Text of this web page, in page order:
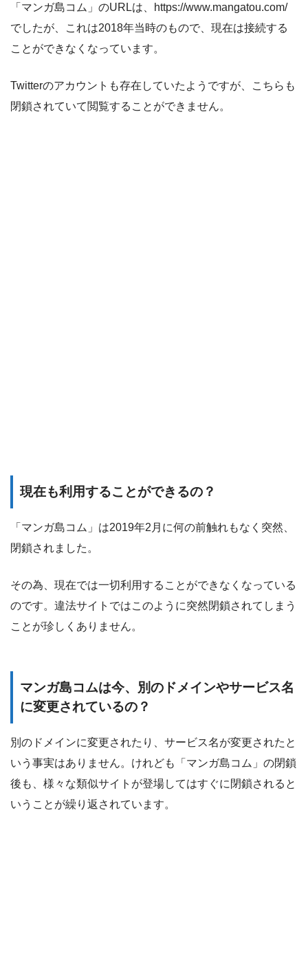
「マンガ島コム」のURLは、https://www.mangatou.com/
でしたが、これは2018年当時のもので、現在は接続する
ことができなくなっています。
Twitterのアカウントも存在していたようですが、こちらも
閉鎖されていて閲覧することができません。
現在も利用することができるの？
「マンガ島コム」は2019年2月に何の前触れもなく突然、
閉鎖されました。
その為、現在では一切利用することができなくなっている
のです。違法サイトではこのように突然閉鎖されてしまう
ことが珍しくありません。
マンガ島コムは今、別のドメインやサービス名
に変更されているの？
別のドメインに変更されたり、サービス名が変更されたと
いう事実はありません。けれども「マンガ島コム」の閉鎖
後も、様々な類似サイトが登場してはすぐに閉鎖されると
いうことが繰り返されています。